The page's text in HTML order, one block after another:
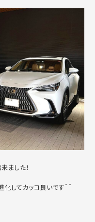
ました！
してカッコ良いです＾＾